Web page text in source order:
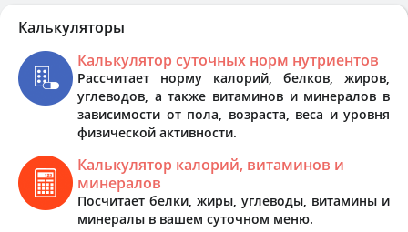
Калькуляторы
Калькулятор суточных норм нутриентов
Рассчитает норму калорий, белков, жиров,
углеводов, а также витаминов и минералов в
зависимости от пола, возраста, веса и уровня
физической активности.
Калькулятор калорий, витаминов и
минералов
Посчитает белки, жиры, углеводы, витамины и
минералы в вашем суточном меню.